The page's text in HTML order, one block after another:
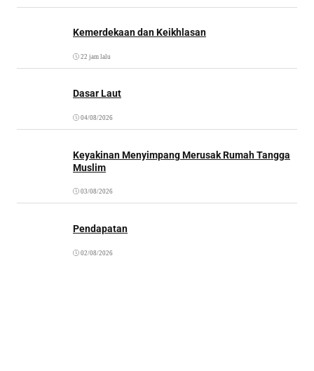
Kemerdekaan dan Keikhlasan
22 jam lalu
Dasar Laut
04/08/2026
Keyakinan Menyimpang Merusak Rumah Tangga
Muslim
03/08/2026
Pendapatan
02/08/2026